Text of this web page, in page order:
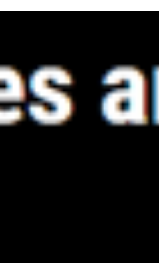
overskuelig storbypuls med masser af